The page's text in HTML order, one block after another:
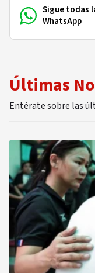
Sigue todas
WhatsApp